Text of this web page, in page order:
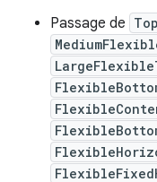
Passage de